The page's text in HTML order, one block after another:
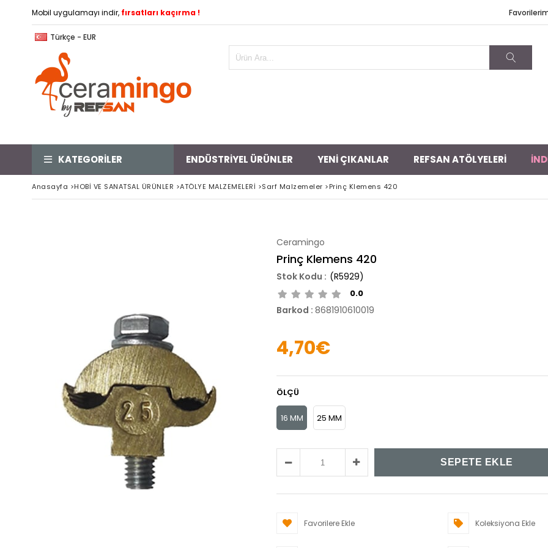
Mobil uygulamayı indir, fırsatları kaçırma !
Türkçe - EUR
KATEGORİLER ENDÜSTRİYEL ÜRÜNLER YENİ ÇIKANLAR REFSAN ATÖLYELERİ
Anasayfa >HOBİ VE SANATSAL ÜRÜNLER >ATÖLYE MALZEMELERİ >Sarf Malzemeler >Prinç Klemens 420
Ceramingo
Prinç Klemens 420
(R5929)
0.0
Barkod : 8681910610019
4,70€
ÖLÇÜ
16 MM 25 MM
Favorilere Ekle Koleksiyona Ekle